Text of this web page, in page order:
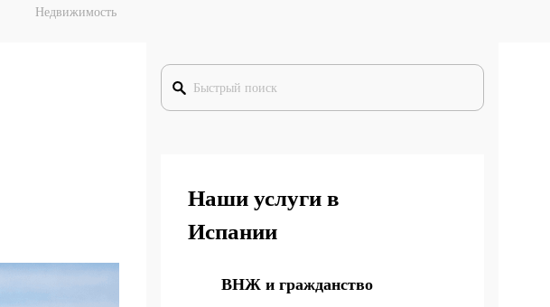
Недвижимость
Наши услуги в
Испании
ВНЖ и гражданство